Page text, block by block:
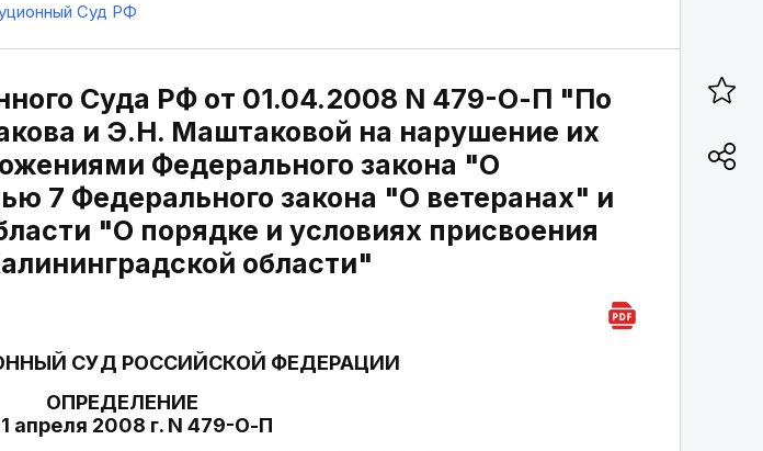
Суд РФ
Суда РФ от 01.04.2008 N 479-О-П "По
и Э.Н. Маштаковой на нарушение их
Федерального закона "О
7 Федерального закона "О ветеранах" и
"О порядке и условиях присвоения
области"
СУД РОССИЙСКОЙ ФЕДЕРАЦИИ
ОПРЕДЕЛЕНИЕ
апреля 2008 г. N 479-О-П